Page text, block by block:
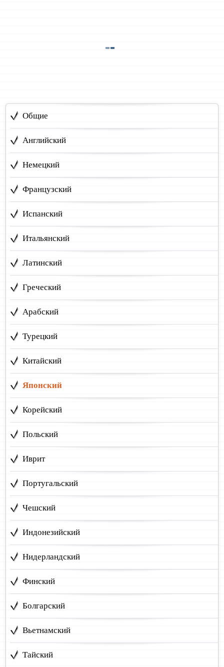
Общие
Английский
Немецкий
Французский
Испанский
Итальянский
Латинский
Греческий
Арабский
Турецкий
Китайский
Японский
Корейский
Польский
Иврит
Португальский
Чешский
Индонезийский
Нидерландский
Финский
Болгарский
Вьетнамский
Тайский